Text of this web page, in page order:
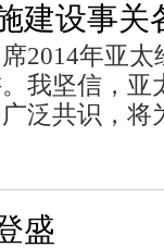
建设事关
2014年亚太
我坚信，亚
泛共识，将
盛